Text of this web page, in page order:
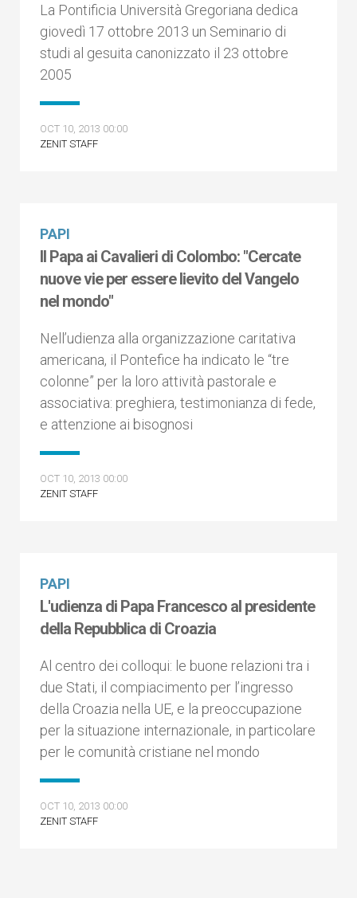
La Pontificia Università Gregoriana dedica
giovedì 17 ottobre 2013 un Seminario di
studi al gesuita canonizzato il 23 ottobre
2005
OCT 10, 2013 00:00
ZENIT STAFF
PAPI
Il Papa ai Cavalieri di Colombo: "Cercate
nuove vie per essere lievito del Vangelo
nel mondo"
Nell’udienza alla organizzazione caritativa
americana, il Pontefice ha indicato le “tre
colonne” per la loro attività pastorale e
associativa: preghiera, testimonianza di fede,
e attenzione ai bisognosi
OCT 10, 2013 00:00
ZENIT STAFF
PAPI
L'udienza di Papa Francesco al presidente
della Repubblica di Croazia
Al centro dei colloqui: le buone relazioni tra i
due Stati, il compiacimento per l’ingresso
della Croazia nella UE, e la preoccupazione
per la situazione internazionale, in particolare
per le comunità cristiane nel mondo
OCT 10, 2013 00:00
ZENIT STAFF